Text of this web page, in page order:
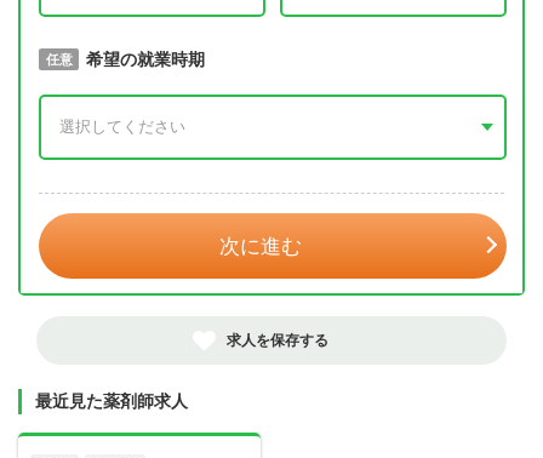
必須 取得予定年
任意 希望の就業時期
次に進む
求人を保存する
最近見た薬剤師求人